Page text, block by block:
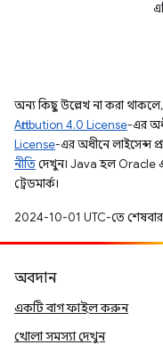
অন্য কিছু উল্লেখ না করা থাকলে,
Attribution 4.0 License-এর
License-এর অধীনে লাইসেন্স
নীতিদেখুন। Java হল Oracle
ট্রেডমার্ক।
2024-10-01 UTC-তে
অবদান
একটি বাগ ফাইল করুন
খোলা সমস্যা দেখুন